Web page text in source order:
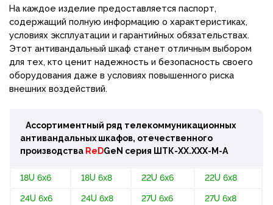
На каждое изделие предоставляется паспорт,
содержащий полную информацию о характеристиках,
условиях эксплуатации и гарантийных обязательствах.
Этот антивандальный шкаф станет отличным выбором
для тех, кто ценит надежность и безопасность своего
оборудования даже в условиях повышенного риска
внешних воздействий.
Ассортиментный ряд телекоммуникационных
антивандальных шкафов, отечественного
производства ReDGeN серия ШТК-ХХ.ХХХ-М-А
18U 6x6 18U 6x8 22U 6x6 22U 6x8
24U 6x6 24U 6x8 27U 6x6 27U 6x8